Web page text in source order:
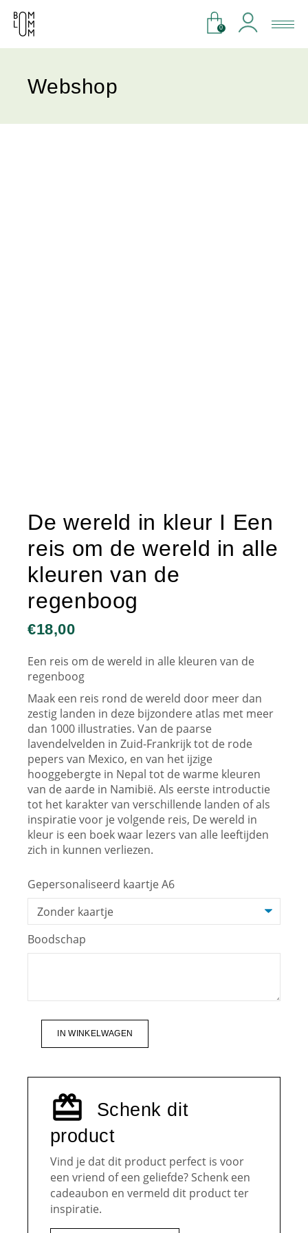
0
Webshop
De wereld in kleur I Een
reis om de wereld in alle
kleuren van de
regenboog
€18,00
Een reis om de wereld in alle kleuren van de
regenboog
Maak een reis rond de wereld door meer dan
zestig landen in deze bijzondere atlas met meer
dan 1000 illustraties. Van de paarse
lavendelvelden in Zuid-Frankrijk tot de rode
pepers van Mexico, en van het ijzige
hooggebergte in Nepal tot de warme kleuren
van de aarde in Namibië. Als eerste introductie
tot het karakter van verschillende landen of als
inspiratie voor je volgende reis, De wereld in
kleur is een boek waar lezers van alle leeftijden
zich in kunnen verliezen.
Gepersonaliseerd kaartje A6
Boodschap
IN WINKELWAGEN
Schenk dit
product
Vind je dat dit product perfect is voor
een vriend of een geliefde? Schenk een
cadeaubon en vermeld dit product ter
inspiratie.